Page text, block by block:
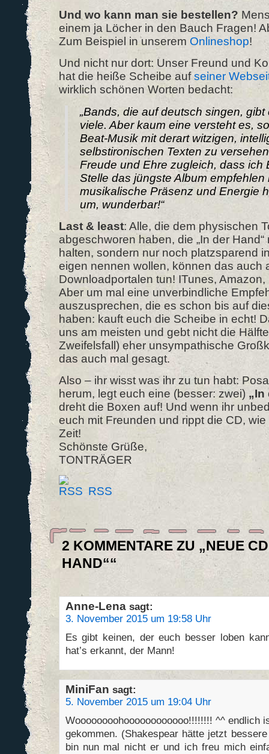
Und wo kann man sie bestellen?
einem ja Löcher in den Bauch Fragen!
Zum Beispiel in unserem Onlineshop!
Und nicht nur dort: Unser Freund und
hat die heiße Scheibe aufseiner
wirklich schönen Worten bedacht:
„Bands, die auf deutsch singen, gibt
viele. Aber kaum eine versteht es,
Beat-Musik mit derart witzigen,
selbstironischen Texten zu
Freude und Ehre zugleich, dass ich
Stelle das jüngste Album empfehlen
musikalische Präsenz und Energie
um, wunderbar!“
Last & least: Alle, die dem physischen
abgeschworen haben, die „In der
halten, sondern nur noch platzsparend
eigen nennen wollen, können das auch
Downloadportalen tun! ITunes,
Aber um mal eine unverbindliche
auszusprechen, die es schon bis auf
haben: kauft euch die Scheibe in echt!
uns am meisten und gebt nicht die
Zweifelsfall) eher unsympathische
das auch mal gesagt.
Also – ihr wisst was ihr zu tun habt:
herum, legt euch eine (besser: zwei) „In
dreht die Boxen auf! Und wenn ihr
euch mit Freunden und rippt die CD,
Zeit!
Schönste Grüße,
TONTRÄGER
RSS
2 KOMMENTARE ZU „NEUE
HAND““
Anne-Lena sagt:
3. November 2015 um 19:58 Uhr
Es gibt keinen, der euch besser loben
hat’s erkannt, der Mann!
MiniFan sagt:
5. November 2015 um 19:04 Uhr
Woooooooohoooooooooooo!!!!!!!! ^^ endlich
gekommen. (Shakespear hätte jetzt
bin nun mal nicht er und ich freu mich